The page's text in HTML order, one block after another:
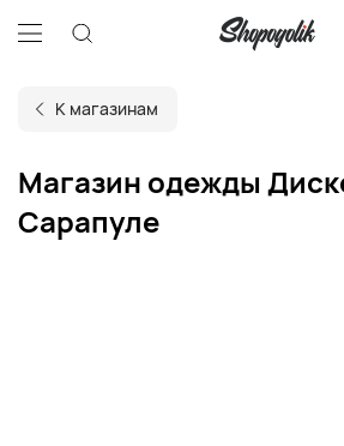
К магазинам
Магазин одежды
Сарапуле